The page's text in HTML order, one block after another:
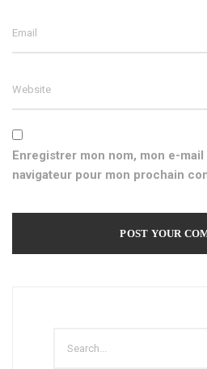
Enregistrer mon nom, mon e-
navigateur pour mon prochain